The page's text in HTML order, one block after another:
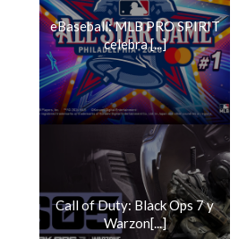
eBaseball: MLB PRO SPIRIT
celebra [...]
Call of Duty: Black Ops 7 y
Warzon[...]